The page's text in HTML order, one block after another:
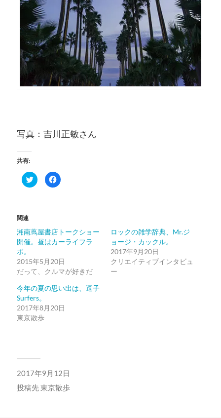
写真：吉川正敏さん
共有:
ク
リ
有
(新
し
ィ
ン
ド
で
開
き
ま
す)
Facebook
で
リ
ッ
ク
く
だ
さ
(新
し
ィ
ン
関連
湘南蔦屋書店トークショー
開催。昼はカーライフラ
ボ。
2015年5月20日
だって、クルマが好きだ
ロックの雑学辞典、Mr.ジ
ョージ・カックル。
2017年9月20日
クリエイティブインタビュ
ー
今年の夏の思い出は、逗子
Surfers。
2017年8月20日
東京散歩
2017年9月12日
投稿先東京散歩